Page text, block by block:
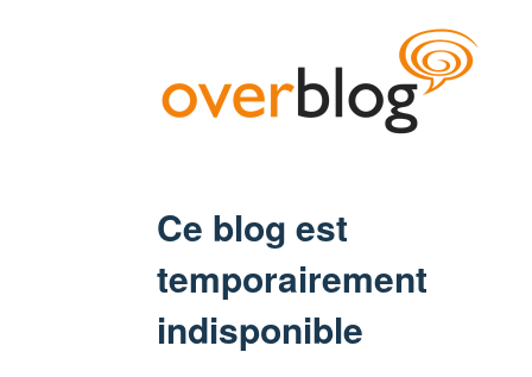
Ce blog est
temporairement
indisponible